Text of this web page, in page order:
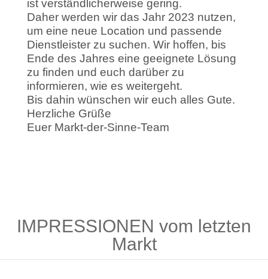
ist verständlicherweise gering.
Daher werden wir das Jahr 2023 nutzen,
um eine neue Location und passende
Dienstleister zu suchen. Wir hoffen, bis
Ende des Jahres eine geeignete Lösung
zu finden und euch darüber zu
informieren, wie es weitergeht.
Bis dahin wünschen wir euch alles Gute.
Herzliche Grüße
Euer Markt-der-Sinne-Team
IMPRESSIONEN vom letzten
Markt